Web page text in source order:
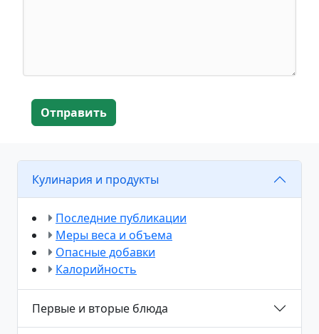
Отправить
Кулинария и продукты
Последние публикации
Меры веса и объема
Опасные добавки
Калорийность
Первые и вторые блюда